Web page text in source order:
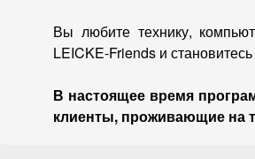
Вы любите технику,
LEICKE-Friends и
В настоящее время
клиенты, проживающие на